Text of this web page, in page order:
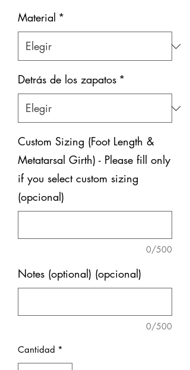
Material *
Detrás de los zapatos *
Custom Sizing (Foot Length &
Metatarsal Girth) - Please fill only
if you select custom sizing
(opcional)
0/500
Notes (optional) (opcional)
0/500
Cantidad *